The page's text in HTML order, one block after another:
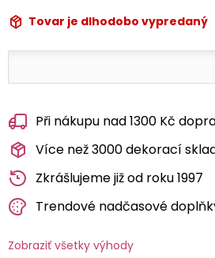
Tovar je dlhodobo vypredaný
Při nákupu nad 1300 Kč
Více než 3000 dekorací
Zkrášlujeme již od roku 1997
Trendové nadčasové
Zobraziť všetky výhody